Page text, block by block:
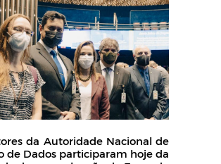
da Autoridade Nacional de
de Dados participaram hoje da